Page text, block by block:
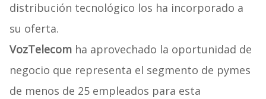
distribución tecnológico los ha incorporado a
su oferta.
VozTelecomha aprovechado la oportunidad de
negocio que representa el segmento de pymes
de menos de 25 empleados para esta